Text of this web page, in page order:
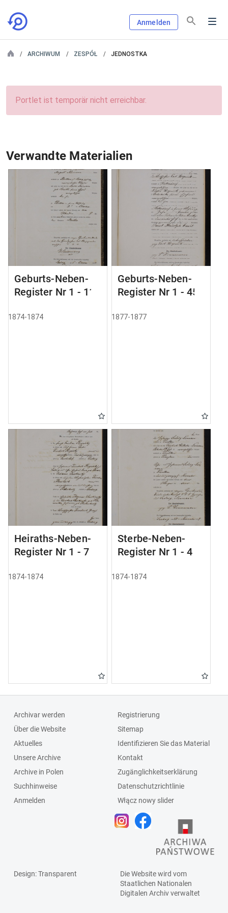
Anmelden
ARCHIWUM ZESPÓŁ JEDNOSTKA
Portlet ist temporär nicht erreichbar.
Verwandte Materialien
Geburts-Neben-
Register Nr 1 - 11
1874-1874
Geburts-Neben-
Register Nr 1 - 45
1877-1877
Heiraths-Neben-
Register Nr 1 - 7
1874-1874
Sterbe-Neben-
Register Nr 1 - 4
1874-1874
Archivar werden
Über die Website
Aktuelles
Unsere Archive
Archive in Polen
Suchhinweise
Anmelden
Registrierung
Sitemap
Identifizieren Sie das Material
Kontakt
Zugänglichkeitserklärung
Datenschutzrichtlinie
Włącz nowy slider
Design: Transparent
Die Website wird vom
Staatlichen Nationalen
Digitalen Archivverwaltet